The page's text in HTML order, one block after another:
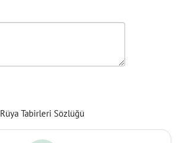
Rüya Tabirleri Sözlüğü